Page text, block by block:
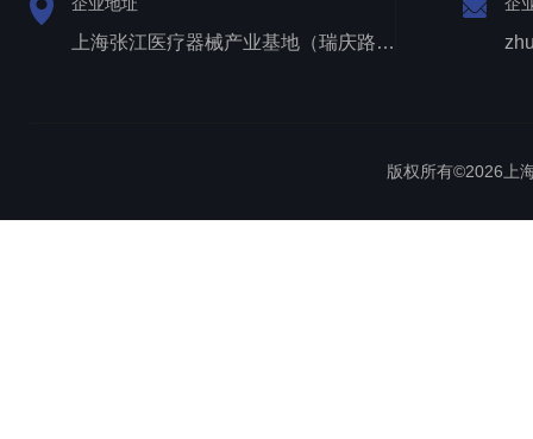
上海张江医疗器械产业基地（瑞庆路528号）
版权所有©2026